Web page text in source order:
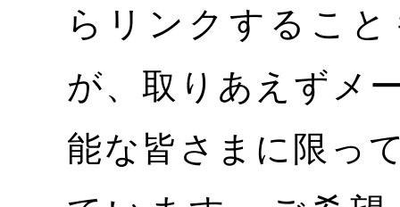
らリンクするこ
が、取りあえずメ
能な皆さまに限っ